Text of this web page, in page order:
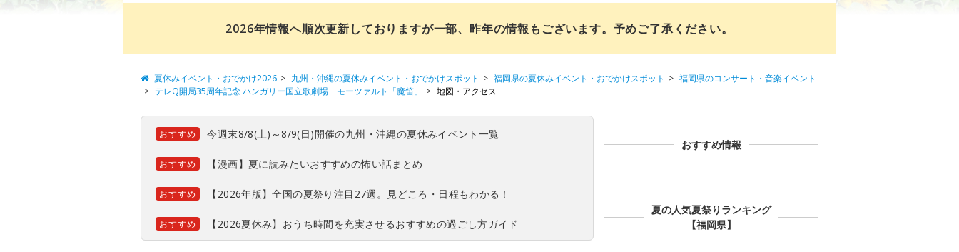
2026年情報へ順次更新しておりますが一部、昨年の情報もございます。予めご了承ください。
夏休みイベント・おでかけ2026 九州・沖縄の夏休みイベント・おでかけスポット 福岡県の夏休みイベント・おでかけスポット
福岡県のコンサート・音楽イベント
テレQ開局35周年記念 ハンガリー国立歌劇場 モーツァルト「魔笛」
地図・アクセス
おすすめ 今週末8/8(土)～8/9(日)開催の九州・沖縄の夏休みイベント一覧
おすすめ 【漫画】夏に読みたいおすすめの怖い話まとめ
おすすめ 【2026年版】全国の夏祭り注目27選。見どころ・日程もわかる！
おすすめ 【2026夏休み】おうち時間を充実させるおすすめの過ごし方ガイド
おすすめ情報
夏の人気夏祭りランキング
【福岡県】